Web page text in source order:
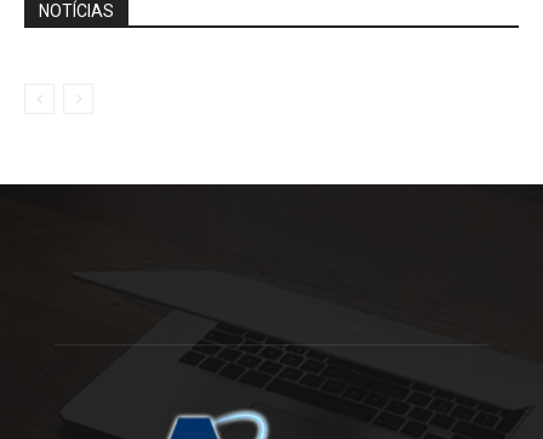
NOTÍCIAS